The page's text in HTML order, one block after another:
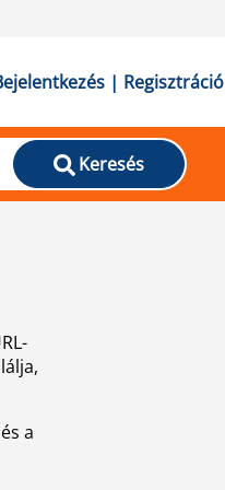
| Regisztráció
Keresés
a